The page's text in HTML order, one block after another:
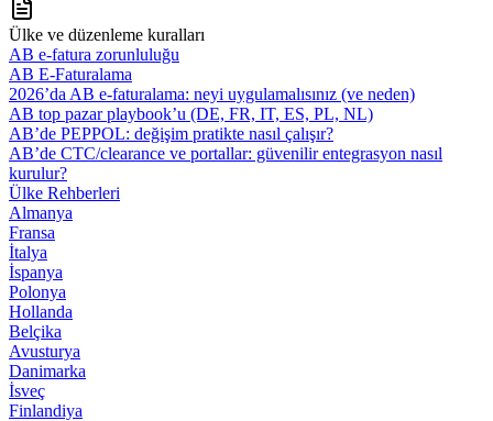
Ülke ve düzenleme kuralları
AB e-fatura zorunluluğu
AB E-Faturalama
2026’da AB e‑faturalama: neyi uygulamalısınız (ve neden)
AB top pazar playbook’u (DE, FR, IT, ES, PL, NL)
AB’de PEPPOL: değişim pratikte nasıl çalışır?
AB’de CTC/clearance ve portallar: güvenilir entegrasyon nasıl
kurulur?
Ülke Rehberleri
Almanya
Fransa
İtalya
İspanya
Polonya
Hollanda
Belçika
Avusturya
Danimarka
İsveç
Finlandiya